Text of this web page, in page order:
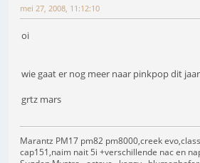
mei 27, 2008, 11:12:10
oi
wie gaat er nog meer naar pinkpop dit
grtz mars
Marantz PM17 pm82 pm8000,creek
cap151,naim nait 5i +verschillende nac en